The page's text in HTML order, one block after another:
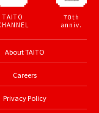
TAITO
70th
anniv.
About TAITO
Careers
Privacy Policy